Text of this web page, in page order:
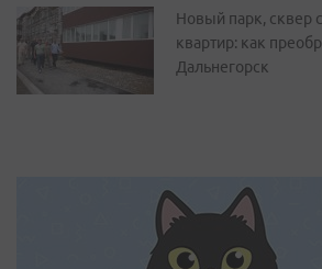
Новый парк, сквер
квартир: как
Дальнегорск